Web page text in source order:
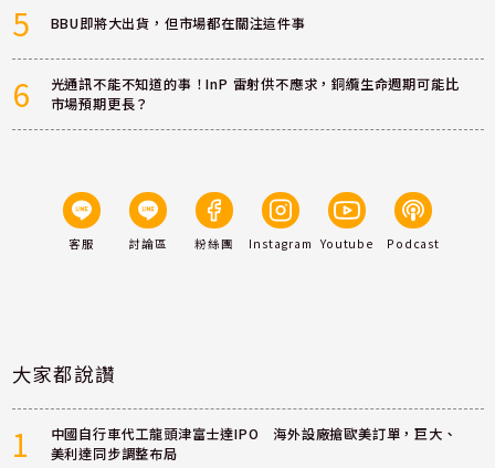
5 BBU即將大出貨，但市場都在關注這件事
6
光通訊不能不知道的事！InP 雷射供不應求，銅纜生命週期可能比
市場預期更長？
客服 討論區 粉絲團 Instagram Youtube Podcast
大家都說讚
1
中國自行車代工龍頭津富士達IPO 海外設廠搶歐美訂單，巨大、
美利達同步調整布局